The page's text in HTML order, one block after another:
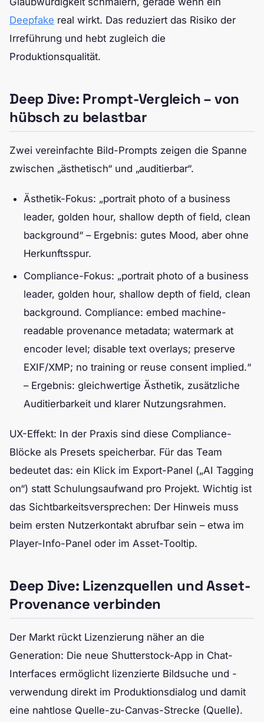
Deepfake real wirkt. Das reduziert das Risiko der
Irreführung und hebt zugleich die
Produktionsqualität.
Deep Dive: Prompt-Vergleich – von
hübsch zu belastbar
Zwei vereinfachte Bild-Prompts zeigen die Spanne
zwischen „ästhetisch“ und „auditierbar“.
Ästhetik-Fokus: „portrait photo of a business
leader, golden hour, shallow depth of field, clean
background“ – Ergebnis: gutes Mood, aber ohne
Herkunftsspur.
Compliance-Fokus: „portrait photo of a business
leader, golden hour, shallow depth of field, clean
background. Compliance: embed machine-
readable provenance metadata; watermark at
encoder level; disable text overlays; preserve
EXIF/XMP; no training or reuse consent implied.“
– Ergebnis: gleichwertige Ästhetik, zusätzliche
Auditierbarkeit und klarer Nutzungsrahmen.
UX-Effekt: In der Praxis sind diese Compliance-
Blöcke als Presets speicherbar. Für das Team
bedeutet das: ein Klick im Export-Panel („AI Tagging
on“) statt Schulungsaufwand pro Projekt. Wichtig ist
das Sichtbarkeitsversprechen: Der Hinweis muss
beim ersten Nutzerkontakt abrufbar sein – etwa im
Player-Info-Panel oder im Asset-Tooltip.
Deep Dive: Lizenzquellen und Asset-
Provenance verbinden
Der Markt rückt Lizenzierung näher an die
Generation: Die neue Shutterstock-App in Chat-
Interfaces ermöglicht lizenzierte Bildsuche und -
verwendung direkt im Produktionsdialog und damit
eine nahtlose Quelle-zu-Canvas-Strecke (Quelle).